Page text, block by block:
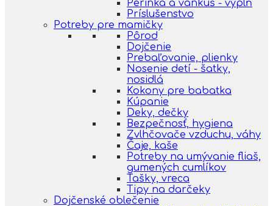
Perinka a vankúš - výplň
Príslušenstvo
Potreby pre mamičky
Pôrod
Dojčenie
Prebaľovanie, plienky
Nosenie detí - šatky,
nosidlá
Kokony pre babatka
Kúpanie
Deky, dečky
Bezpečnosť, hygiena
Zvlhčovače vzduchu, váhy
Čaje, kaše
Potreby na umývanie fliaš,
gumených cumlíkov
Tašky, vreca
Tipy na darčeky
Dojčenské oblečenie